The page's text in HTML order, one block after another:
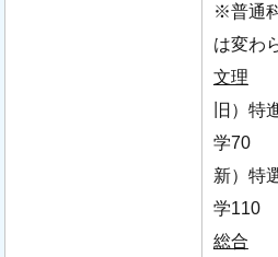
※普通
は変わ
文理
旧）特
学70
新）特
学110
総合